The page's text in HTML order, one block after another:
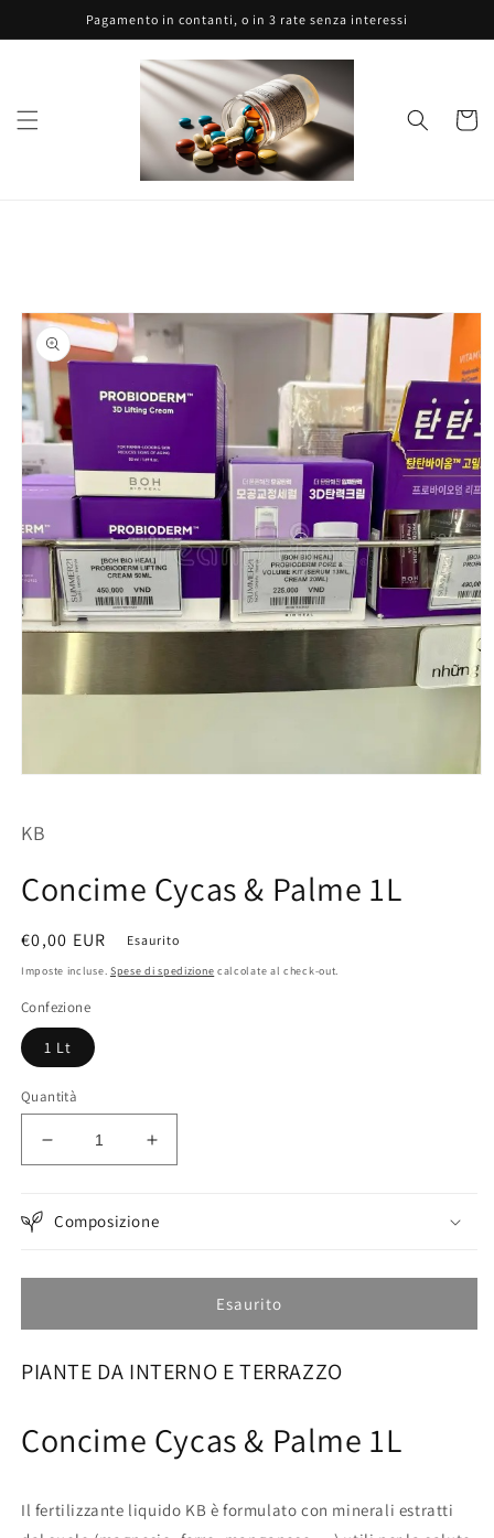
direttamente
ai contenuti
Pagamento in contanti, o in 3 rate senza interessi
Carrello
Passa alle
informazioni
sul prodotto
1
modale
KB
Concime Cycas & Palme 1L
Prezzo
di
€0,00 EUR Esaurito
Imposte incluse. Spese di spedizione calcolate al check-out.
Confezione
1 Lt
Quantità
Diminuisci
quantità
Concime
Aumenta
quantità
Concime
Composizione
Esaurito
PIANTE DA INTERNO E TERRAZZO
Concime Cycas & Palme 1L
Il fertilizzante liquido KB è formulato con minerali estratti